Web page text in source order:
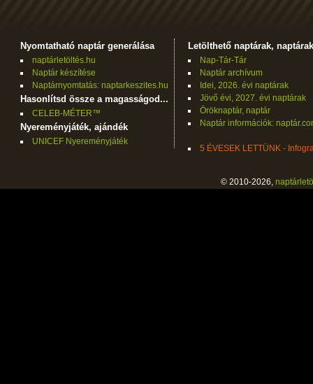
Nyomtatható naptár generálása
naptárletöltés.hu
Naptár készítése
Naptárnyomtatás: naptarkeszites.hu
Hasonlítsd össze a magasságod...
CELEB-MÉTER™
Nyereményjáték, ajándék
UNICEF Nyereményjáték
Letölthető naptárak, naptárak
Nap-Tár-Tár
Naptár archívum
Idei, 2026. évi naptárak
Jövő évi, 2027. évi naptárak
Öröknaptár, naptár
Naptár információk:
5 ÉVESEK LETTÜNK -
© 2010-2026,